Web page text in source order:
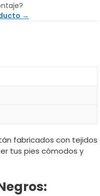
→
fabricados con tejidos
tus pies cómodos y